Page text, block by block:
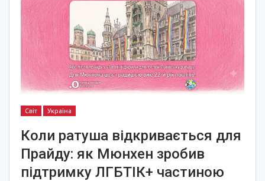
Світ Україна
Коли ратуша відкривається для
Прайду: як Мюнхен зробив
підтримку ЛГБТІК+ частиною